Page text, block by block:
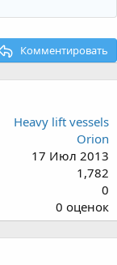
Комментировать
Heavy lift vessels
Orion
17 Июл 2013
1,782
0
0
.
0
0 оценок